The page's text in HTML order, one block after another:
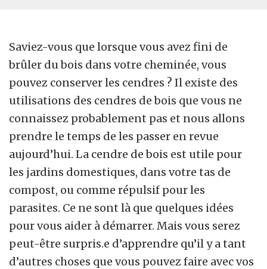
Saviez-vous que lorsque vous avez fini de
brûler du bois dans votre cheminée, vous
pouvez conserver les cendres ? Il existe des
utilisations des cendres de bois que vous ne
connaissez probablement pas et nous allons
prendre le temps de les passer en revue
aujourd’hui. La cendre de bois est utile pour
les jardins domestiques, dans votre tas de
compost, ou comme répulsif pour les
parasites. Ce ne sont là que quelques idées
pour vous aider à démarrer. Mais vous serez
peut-être surpris.e d’apprendre qu’il y a tant
d’autres choses que vous pouvez faire avec vos